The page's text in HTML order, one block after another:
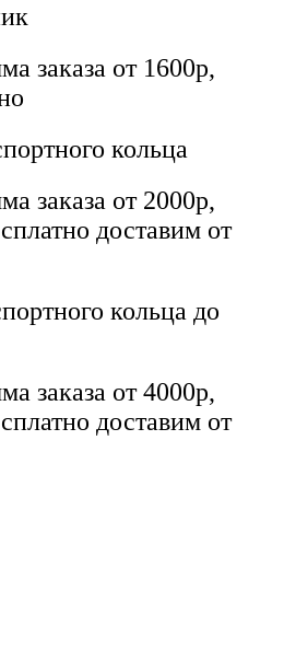
заказа от 1600р,
кольца
заказа от 2000р,
доставим от
кольца до
заказа от 4000р,
доставим от